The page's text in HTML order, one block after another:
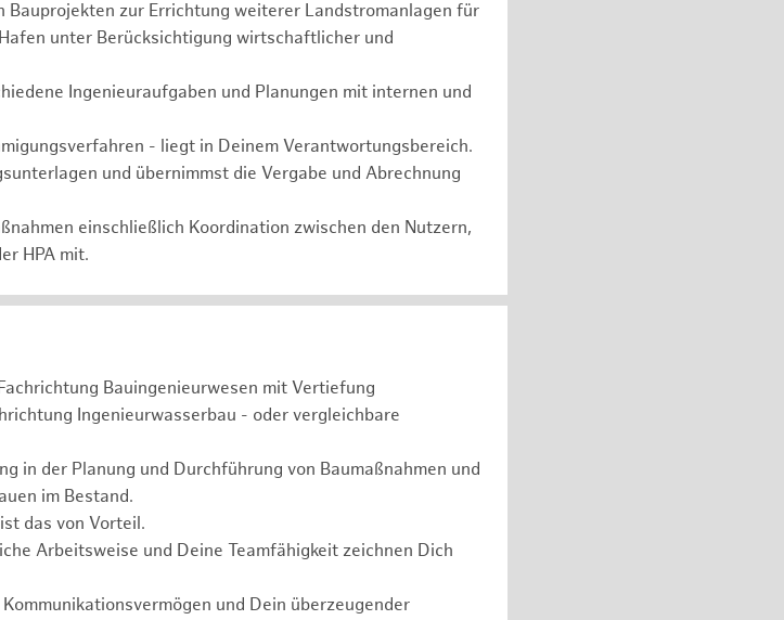
Bauprojekten zur Errichtung weiterer Landstromanlagen für
unter Berücksichtigung wirtschaftlicher und
Ingenieuraufgaben und Planungen mit internen und
- liegt in Deinem Verantwortungsbereich.
und übernimmst die Vergabe und Abrechnung
einschließlich Koordination zwischen den Nutzern,
HPA mit.
Bauingenieurwesen mit Vertiefung
Ingenieurwasserbau - oder vergleichbare
in der Planung und Durchführung von Baumaßnahmen und
im Bestand.
das von Vorteil.
Arbeitsweise und Deine Teamfähigkeit zeichnen Dich
und Dein überzeugender